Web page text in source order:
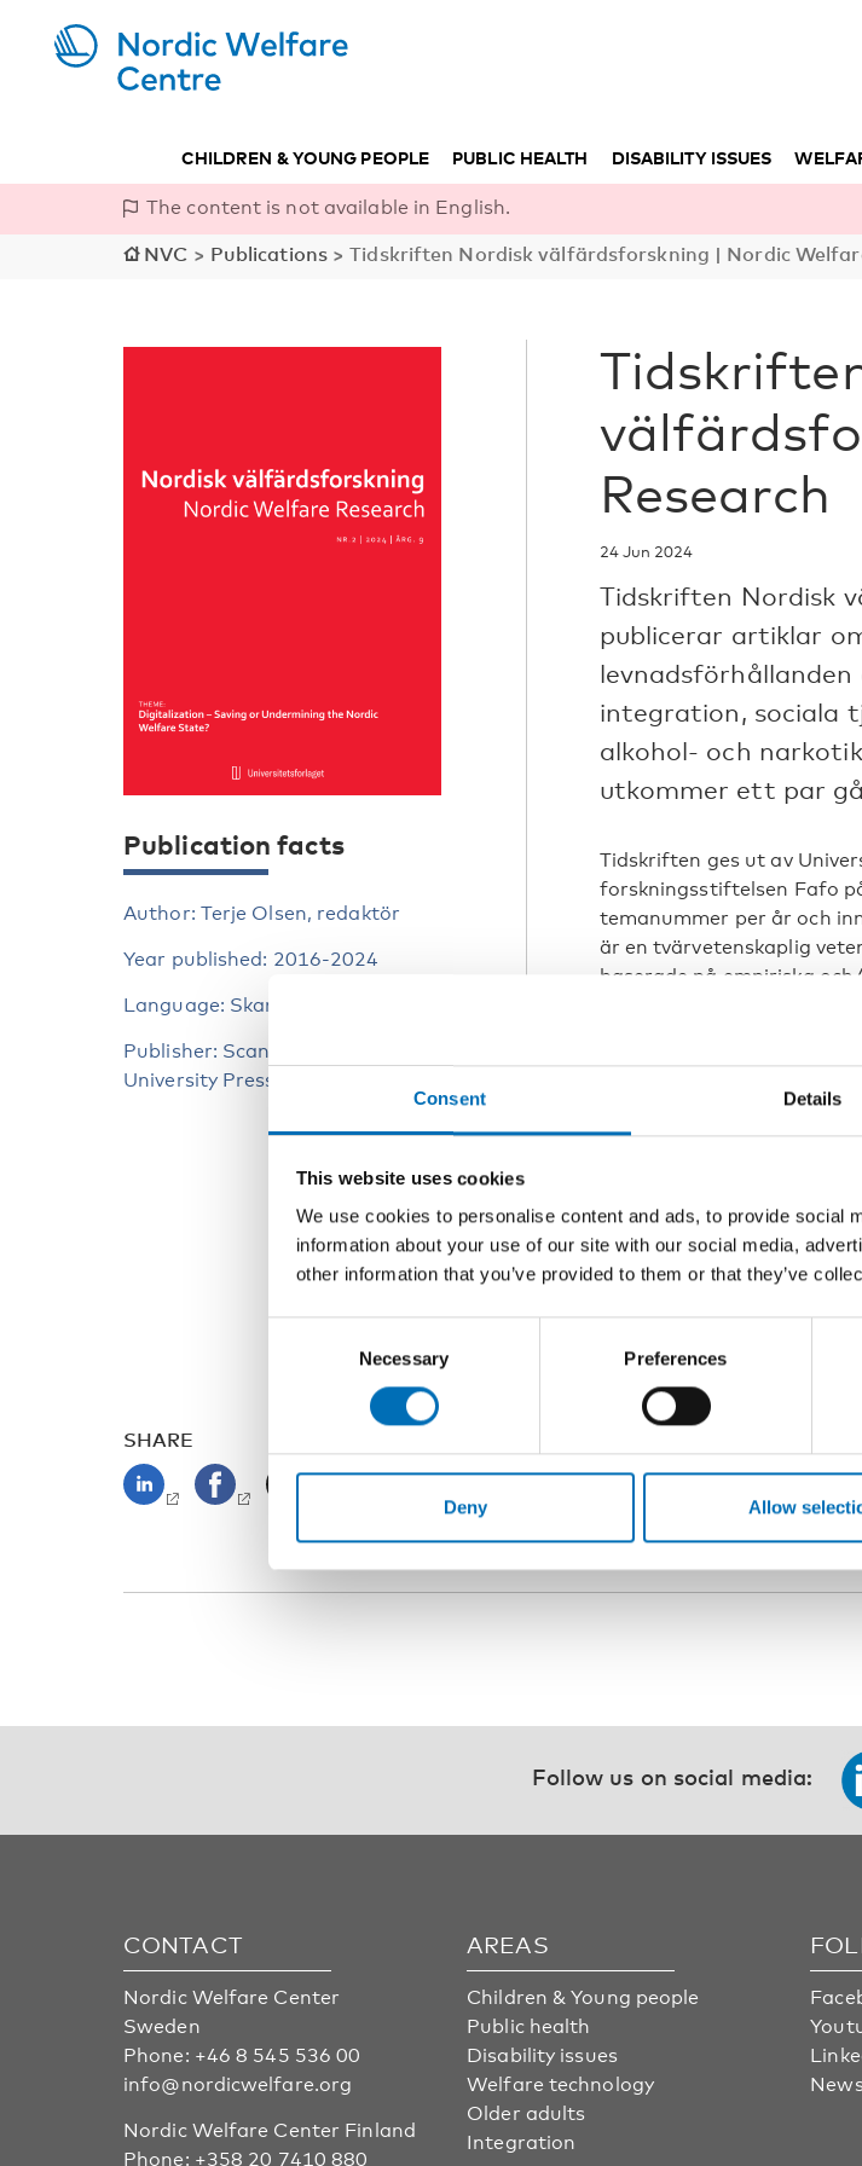
Consent Details
This website uses cookies
We use cookies to personalise content and ads, to provide social
information about your use of our site with our social media,
other information that you’ve provided to them or that they’ve
Necessary Preferences
Deny Allow
CHILDREN & YOUNG PEOPLE PUBLIC HEALTH DISABILITY ISSUES
The content is not available in English.
NVC > Publications>Tidskriften Nordisk välfärdsforskning | Nordic
Research
24 Jun 2024
Tidskriften Nordisk
publicerar artiklar
levnadsförhållanden
integration, sociala
alkohol- och
utkommer ett par
Tidskriften ges ut av
forskningsstiftelsen Fafo
temanummer per år och
är en tvärvetenskaplig
baserade på empiriska
riktar sig till är forskare
Läs senaste numret av
Redaktionsråd:
Trine Wulf-Andersen,
Snæfríður Þóra Egilson,
Publication facts
Author: Terje Olsen, redaktör
Year published: 2016-2024
Language: Skandinaviska
Publisher: Scandinavian
University Press
SHARE
Follow us on social media:
CONTACT
Nordic Welfare Center
Sweden
Phone: +46 8 545 536 00
info@nordicwelfare.org
Nordic Welfare Center Finland
Phone: +358 20 7410 880
AREAS
Children & Young people
Public health
Disability issues
Welfare technology
Older adults
Integration